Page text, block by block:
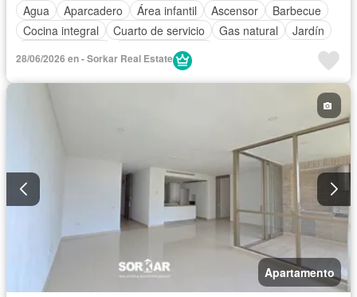
Agua
Aparcadero Área infantil Ascensor
Barbecue
Cocina integral
Cuarto de servicio Gas natural
Jardín
Vista panorámica
28/06/2026 en - Sorkar Real Estate
Apartamento